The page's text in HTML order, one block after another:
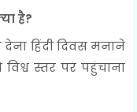
है?
देना हिंदी दिवस मनाने
स्तर पर पहुंचाना